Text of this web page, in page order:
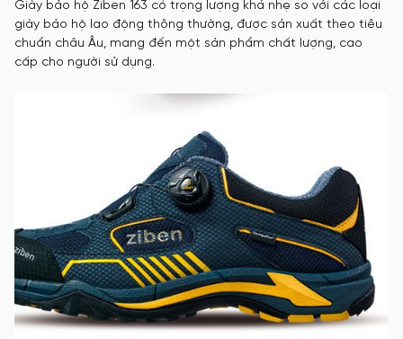
Giày bảo hộ Ziben 163 có trọng lượng khá nhẹ so với các loại
giày bảo hộ lao động thông thường, được sản xuất theo tiêu
chuẩn châu Âu, mang đến một sản phẩm chất lượng, cao
cấp cho người sử dụng.